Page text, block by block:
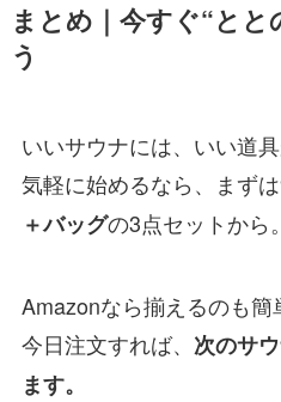
まとめ｜今すぐ“とと
う
いいサウナには、いい道具
気軽に始めるなら、まずは
＋バッグの3点セットから。
Amazonなら揃えるのも簡
今日注文すれば、 次のサ
ます。